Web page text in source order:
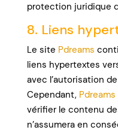
protection juridique
8. Liens
Le site Pdreams
liens hypertextes
avec l’autorisation de
Cependant, Pdreams
vérifier le contenu
n’assumera en